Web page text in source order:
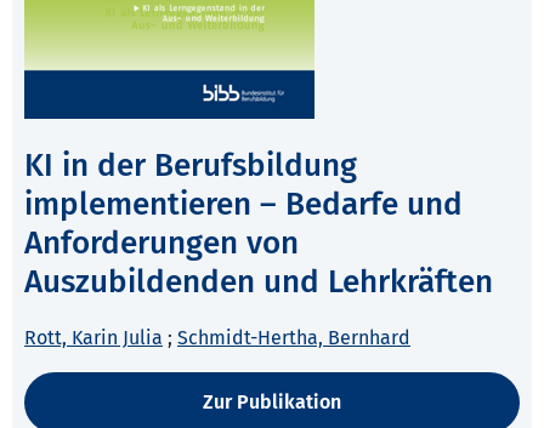
KI in der Berufsbildung
implementieren – Bedarfe und
Anforderungen von
Auszubildenden und Lehrkräften
Rott, Karin Julia ; Schmidt-Hertha, Bernhard
Zur Publikation